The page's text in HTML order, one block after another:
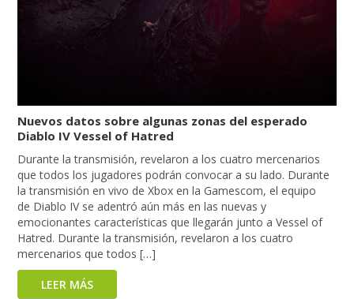
Nuevos datos sobre algunas zonas del esperado
Diablo IV Vessel of Hatred
Durante la transmisión, revelaron a los cuatro mercenarios
que todos los jugadores podrán convocar a su lado. Durante
la transmisión en vivo de Xbox en la Gamescom, el equipo
de Diablo IV se adentró aún más en las nuevas y
emocionantes características que llegarán junto a Vessel of
Hatred. Durante la transmisión, revelaron a los cuatro
mercenarios que todos […]
LEER MÁS